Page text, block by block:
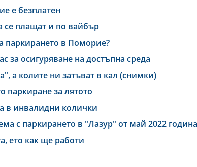
е безплатен
се плащат и по вайбър
паркирането в Поморие?
за осигуряване на достъпна среда
а колите ни затъват в кал (снимки)
паркиране за лятото
в инвалидни колички
с паркирането в "Лазур" от май 2022 година
ето как ще работи